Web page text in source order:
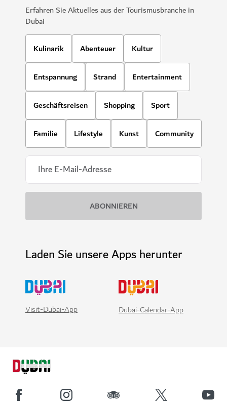
Erfahren Sie Aktuelles aus der Tourismusbranche in
Dubai
Kulinarik Abenteuer Kultur
Entspannung Strand Entertainment
Geschäftsreisen Shopping Sport
Familie Lifestyle Kunst Community
Laden Sie unsere Apps herunter
Visit-Dubai-App Dubai-Calendar-App